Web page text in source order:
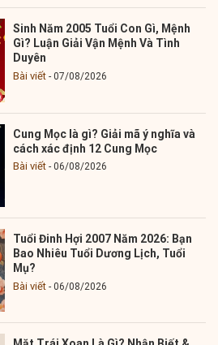
Sinh Năm 2005 Tuổi Con Gì, Mệnh
Gì? Luận Giải Vận Mệnh Và Tình
Duyên
Bài viết 07/08/2026
Cung Mọc là gì? Giải mã ý nghĩa và
cách xác định 12 Cung Mọc
Bài viết 06/08/2026
Tuổi Đinh Hợi 2007 Năm 2026: Bạn
Bao Nhiêu Tuổi Dương Lịch, Tuổi
Mụ?
Bài viết 06/08/2026